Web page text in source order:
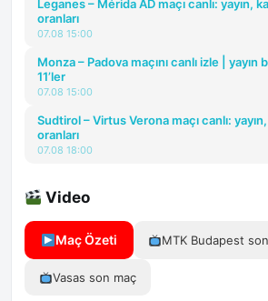
Leganes – Mérida AD maçı canlı: yayın,
oranları
07.08 15:00
Monza – Padova maçını canlı izle |
11’ler
07.08 15:00
Sudtirol – Virtus Verona maçı canlı:
oranları
07.08 18:00
Video
Maç Özeti MTK Budapest
Vasas son maç